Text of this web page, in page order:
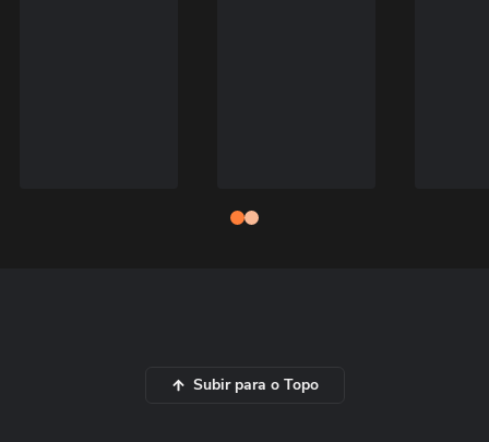
Subir para o Topo